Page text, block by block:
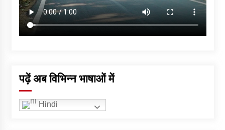
पढ़ें अब विभिन्न भाषाओं में
Hindi